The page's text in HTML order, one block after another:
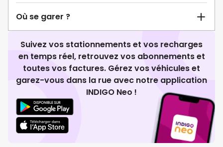
Où se garer ?
Suivez vos stationnements et vos recharges
en temps réel, retrouvez vos abonnements et
toutes vos factures. Gérez vos véhicules et
garez-vous dans la rue avec notre application
INDIGO Neo !